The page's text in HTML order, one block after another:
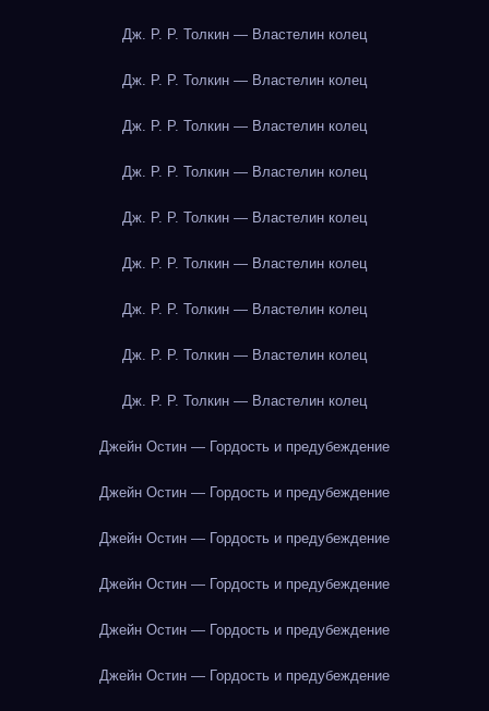
Дж. Р. Р. Толкин — Властелин колец
Дж. Р. Р. Толкин — Властелин колец
Дж. Р. Р. Толкин — Властелин колец
Дж. Р. Р. Толкин — Властелин колец
Дж. Р. Р. Толкин — Властелин колец
Дж. Р. Р. Толкин — Властелин колец
Дж. Р. Р. Толкин — Властелин колец
Дж. Р. Р. Толкин — Властелин колец
Дж. Р. Р. Толкин — Властелин колец
Джейн Остин — Гордость и предубеждение
Джейн Остин — Гордость и предубеждение
Джейн Остин — Гордость и предубеждение
Джейн Остин — Гордость и предубеждение
Джейн Остин — Гордость и предубеждение
Джейн Остин — Гордость и предубеждение